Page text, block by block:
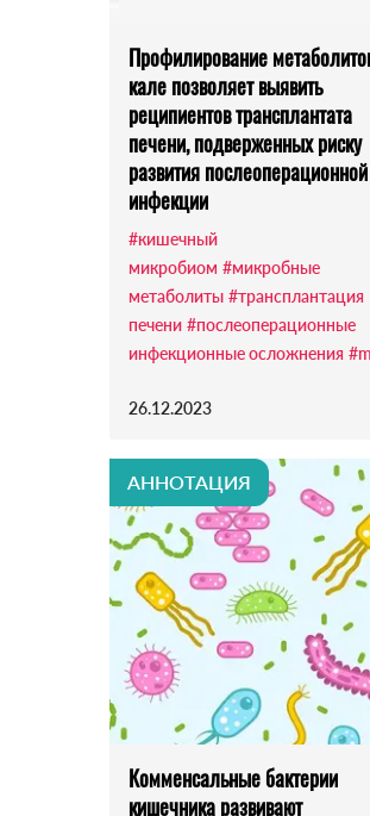
Профилирование
кале позволяет выявить
реципиентов трансплантата
печени, подверженных риску
развития послеоперационной
инфекции
#кишечный
микробиом #микробные
метаболиты #трансплантация
печени #послеоперационные
инфекционные осложнения
26.12.2023
АННОТАЦИЯ
Комменсальные бактерии
кишечника развивают